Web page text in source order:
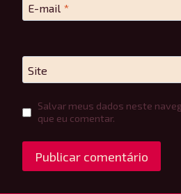
E-mail *
Site
Salvar meus dados neste
que eu comentar.